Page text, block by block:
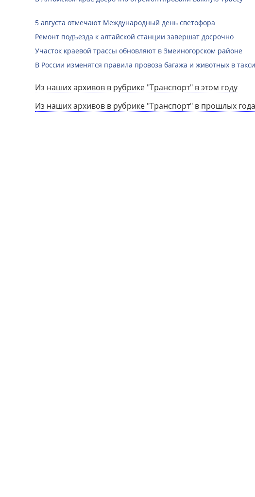
5 августа отмечают Международный день светофора
Ремонт подъезда к алтайской станции завершат досрочно
Участок краевой трассы обновляют в Змеиногорском районе
В России изменятся правила провоза багажа и животных в такси
Из наших архивов в рубрике "Транспорт" в этом году
Из наших архивов в рубрике "Транспорт" в прошлых